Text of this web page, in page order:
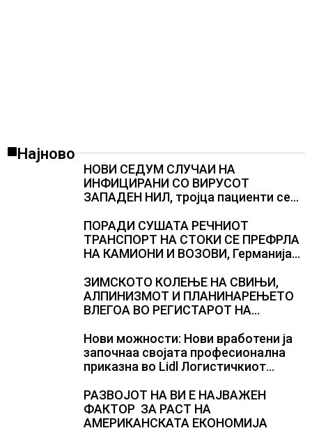
Најново
НОВИ СЕДУМ СЛУЧАИ НА
ИНФИЦИРАНИ СО ВИРУСОТ
ЗАПАДЕН НИЛ, тројца пациенти се
ПОРАДИ СУШАТА РЕЧНИОТ
ТРАНСПОРТ НА СТОКИ СЕ ПРЕФРЛА
НА КАМИОНИ И ВОЗОВИ, Германија
камионџиите да возат и во недела
ЗИМСКОТО КОЛЕЊЕ НА СВИЊИ,
АЛПИНИЗМОТ И ПЛАНИНАРЕЊЕТО
ВЛЕГОА ВО РЕГИСТАРОТ НА
СЛОВЕНИЈА
Нови можности: Нови вработени ја
започнаа својата професионална
приказна во Lidl Логистичкиот
РАЗВОЈОТ НА ВИ Е НАЈВАЖЕН
ФАКТОР ЗА РАСТ НА
АМЕРИКАНСКАТА ЕКОНОМИЈА